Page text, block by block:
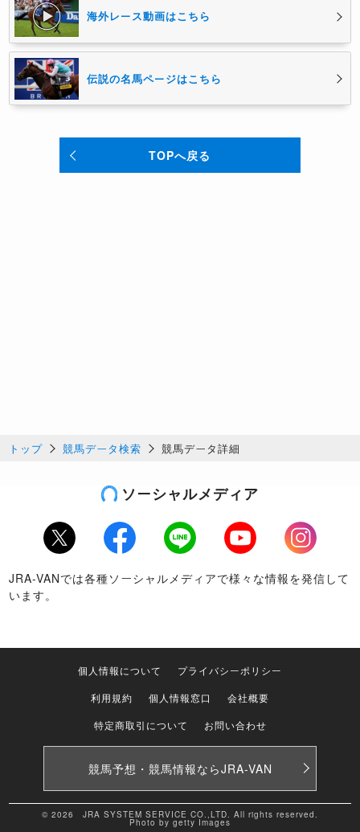
海外レース動画はこちら
伝説の名馬ページはこちら
TOPへ戻る
トップ 競馬データ検索 競馬データ詳細
ソーシャルメディア
Twitter Facebook LINE Youtube
Instagram
JRA-VANでは各種ソーシャルメディアで様々な情報を発信して
います。
個人情報について
プライバシーポリシー
利用規約
個人情報窓口
会社概要
特定商取引について
お問い合わせ
競馬予想・競馬情報ならJRA-VAN
© 2026 JRA SYSTEM SERVICE CO.,LTD. All rights reserved.
Photo by getty Images